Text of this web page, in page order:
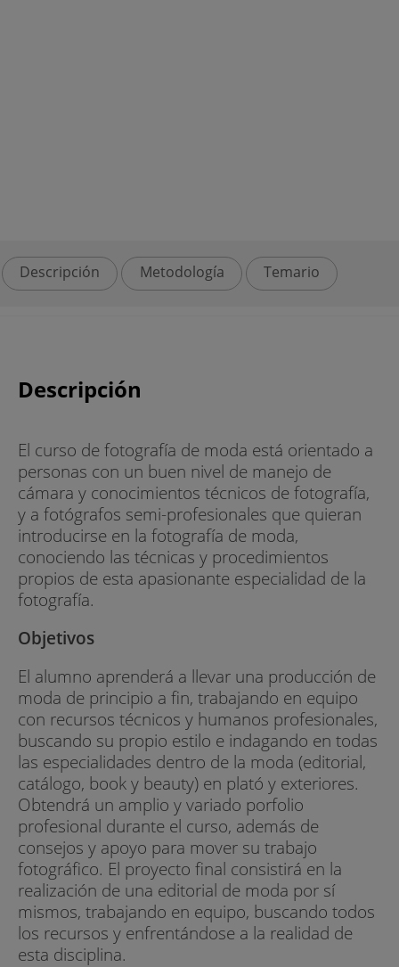
Descripción Metodología Temario
Descripción
El curso de fotografía de moda está orientado a
personas con un buen nivel de manejo de
cámara y conocimientos técnicos de fotografía,
y a fotógrafos semi-profesionales que quieran
introducirse en la fotografía de moda,
conociendo las técnicas y procedimientos
propios de esta apasionante especialidad de la
fotografía.
Objetivos
El alumno aprenderá a llevar una producción de
moda de principio a fin, trabajando en equipo
con recursos técnicos y humanos profesionales,
buscando su propio estilo e indagando en todas
las especialidades dentro de la moda (editorial,
catálogo, book y beauty) en plató y exteriores.
Obtendrá un amplio y variado porfolio
profesional durante el curso, además de
consejos y apoyo para mover su trabajo
fotográfico. El proyecto final consistirá en la
realización de una editorial de moda por sí
mismos, trabajando en equipo, buscando todos
los recursos y enfrentándose a la realidad de
esta disciplina.